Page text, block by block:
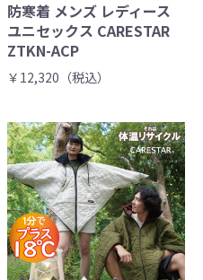
防寒着 メンズ レディース
ユニセックス CARESTAR
ZTKN-ACP
￥12,320（税込）